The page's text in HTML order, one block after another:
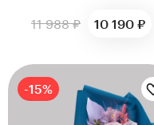
11 988 ₽
10 190 ₽
-15%